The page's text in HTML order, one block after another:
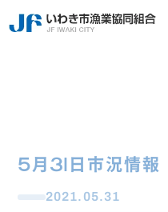
5月31日市況情報
2021.05.31